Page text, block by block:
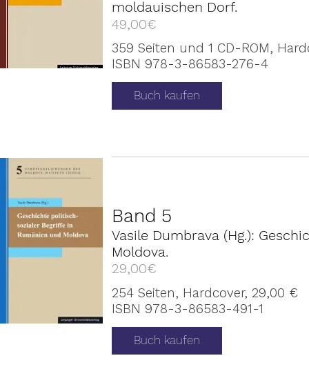
moldauischen Dorf.
49,00€
359 Seiten und 1 CD-ROM,
ISBN 978-3-86583-276-4
Buch kaufen
Band 5
Vasile Dumbrava (Hg.):
Moldova.
29,00€
254 Seiten, Hardcover, 29,00 €
ISBN 978-3-86583-491-1
Buch kaufen